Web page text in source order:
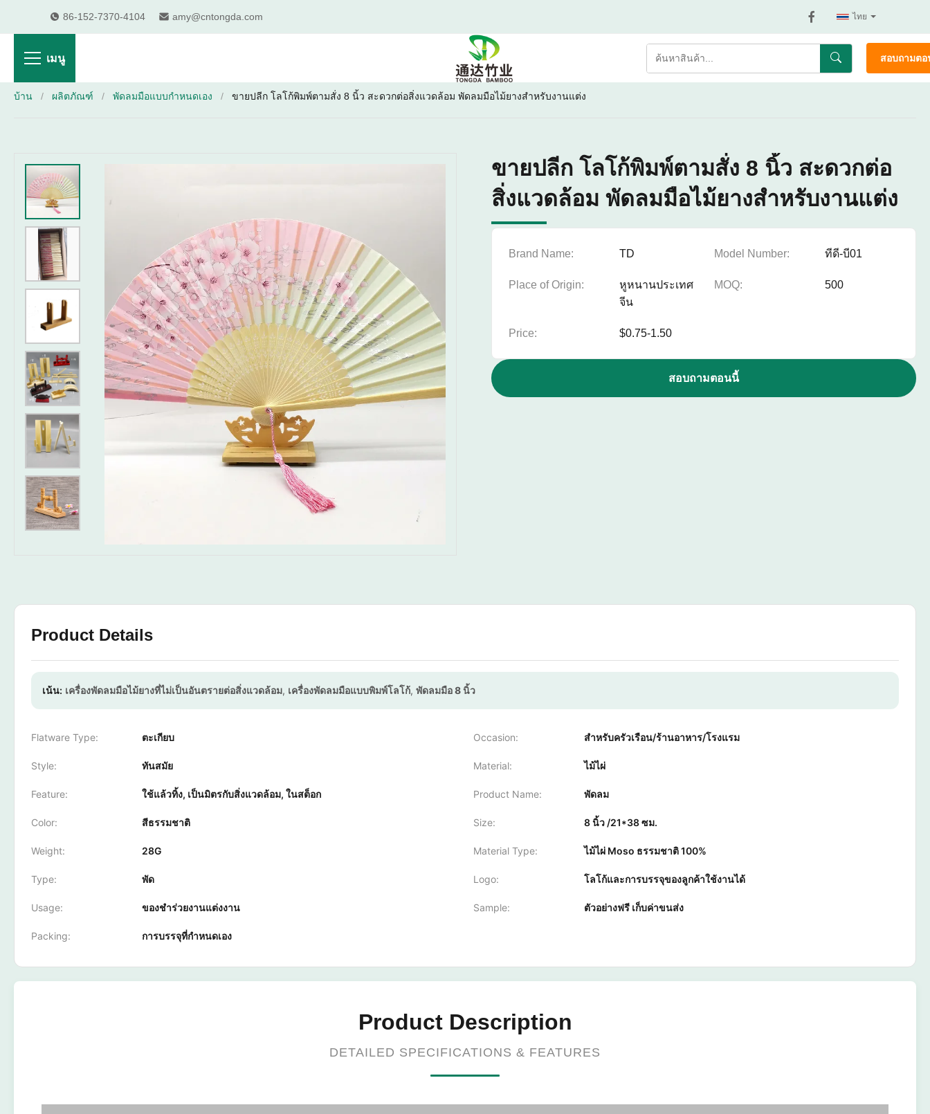
86-152-7370-4104 amy@cntongda.com ไทย
เมนู สอบถามต
บ้าน / ผลิตภัณฑ์ / พัดลมมือแบบกำหนดเอง / ขายปลีก โลโก้พิมพ์ตามสั่ง 8 นิ้ว สะดวกต่อสิ่งแวดล้อม พัดลมมือไม้ยางสําหรับงานแต่ง
ขายปลีก โลโก้พิมพ์ตามสั่ง 8 นิ้ว สะดวกต่อ
สิ่งแวดล้อม พัดลมมือไม้ยางสําหรับงานแต่ง
Brand Name: TD Model Number: ทีดี-บี01
Place of Origin:
หูหนานประเทศ
จีน
MOQ: 500
Price: $0.75-1.50
สอบถามตอนนี้
Product Details
เน้น: เครื่องพัดลมมือไม้ยางที่ไม่เป็นอันตรายต่อสิ่งแวดล้อม, เครื่องพัดลมมือแบบพิมพ์โลโก้, พัดลมมือ 8 นิ้ว
Flatware Type: ตะเกียบ Occasion: สำหรับครัวเรือน/ร้านอาหาร/โรงแรม
Style: ทันสมัย Material: ไม้ไผ่
Feature: ใช้แล้วทิ้ง, เป็นมิตรกับสิ่งแวดล้อม, ในสต็อก Product Name: พัดลม
Color: สีธรรมชาติ Size: 8 นิ้ว /21*38 ซม.
Weight: 28G Material Type: ไม้ไผ่ Moso ธรรมชาติ 100%
Type: พัด Logo: โลโก้และการบรรจุของลูกค้าใช้งานได้
Usage: ของชำร่วยงานแต่งงาน Sample: ตัวอย่างฟรี เก็บค่าขนส่ง
Packing: การบรรจุที่กำหนดเอง
Product Description
DETAILED SPECIFICATIONS & FEATURES